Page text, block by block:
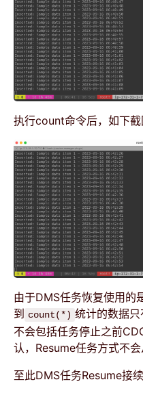
执行count命令后，如下截
由于DMS任务恢复使用的
到 count(*) 统计的数据只
不会包括任务停止之前
认，Resume任务方式不会
至此DMS任务Resume接